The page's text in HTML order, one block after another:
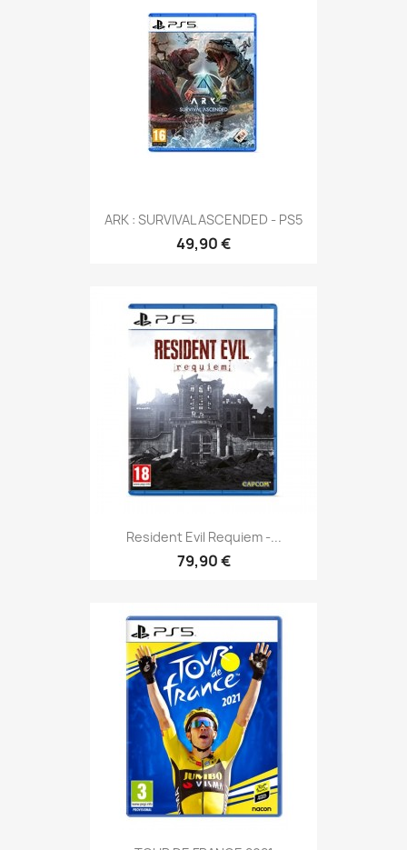
ARK : SURVIVAL ASCENDED - PS5
49,90 €
Resident Evil Requiem -...
79,90 €